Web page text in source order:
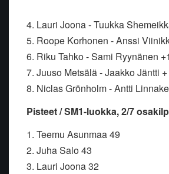
4. Lauri Joona - Tuukka
5. Roope Korhonen - Anssi
6. Riku Tahko - Sami Ryynänen
7. Juuso Metsälä - Jaakko Jäntti
8. Niclas Grönholm - Antti
Pisteet / SM1-luokka,2/7
1. Teemu Asunmaa 49
2. Juha Salo 43
3. Lauri Joona 32